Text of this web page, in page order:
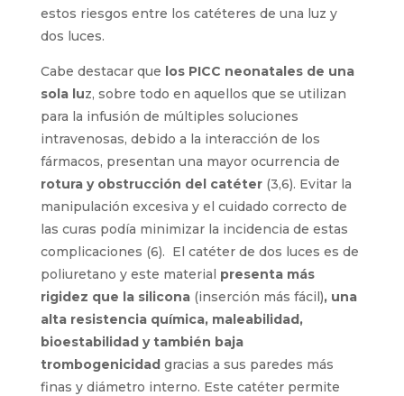
estos riesgos entre los catéteres de una luz y
dos luces.
Cabe destacar que los PICC neonatales de una
sola luz, sobre todo en aquellos que se utilizan
para la infusión de múltiples soluciones
intravenosas, debido a la interacción de los
fármacos, presentan una mayor ocurrencia de
rotura y obstrucción del catéter(3,6). Evitar la
manipulación excesiva y el cuidado correcto de
las curas podía minimizar la incidencia de estas
complicaciones (6). El catéter de dos luces es de
poliuretano y este material presenta más
rigidez que la silicona(inserción más fácil), una
alta resistencia química, maleabilidad,
bioestabilidad y también baja
trombogenicidadgracias a sus paredes más
finas y diámetro interno. Este catéter permite